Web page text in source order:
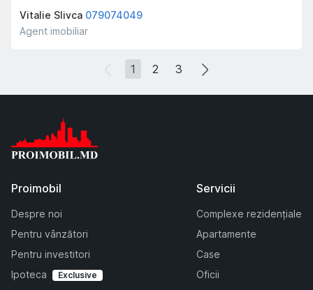
Vitalie Slivca 079074049
Agent imobiliar
1 2 3
Proimobil
Despre noi
Pentru vânzători
Pentru investitori
Ipoteca
Exclusive
Servicii
Complexe rezidențiale
Apartamente
Case
Oficii